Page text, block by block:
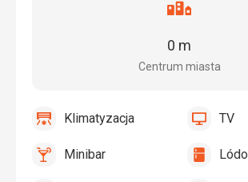
Odległość
centrum
Centrum miasta
0 m
Klimatyzacja
Klimatyzacja
tak TV TV
tak
Minibar,Minibar
tak Lódowka
tak